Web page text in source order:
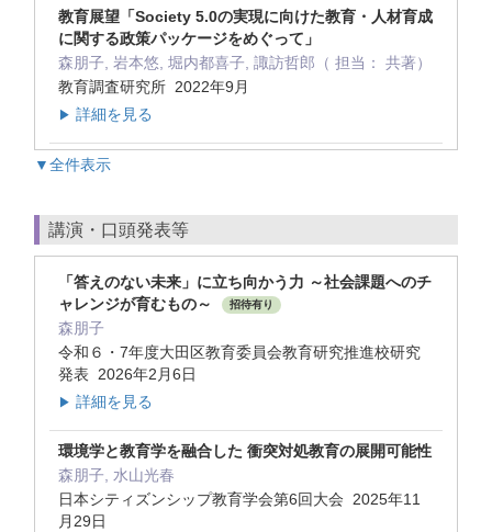
教育展望「Society 5.0の実現に向けた教育・人材育成
に関する政策パッケージをめぐって」
森朋子, 岩本悠, 堀内都喜子, 諏訪哲郎（ 担当： 共著）
教育調査研究所 2022年9月
▶ 詳細を見る
▼全件表示
講演・口頭発表等
「答えのない未来」に立ち向かう力 ～社会課題へのチ
ャレンジが育むもの～
招待有り
森朋子
令和６・7年度大田区教育委員会教育研究推進校研究
発表 2026年2月6日
▶ 詳細を見る
環境学と教育学を融合した 衝突対処教育の展開可能性
森朋子, 水山光春
日本シティズンシップ教育学会第6回大会 2025年11
月29日